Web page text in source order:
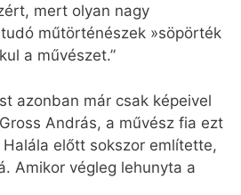
mert olyan nagy
műtörténészek »söpörték
a művészet.”
azonban már csak képeivel
András, a művész fia ezt
előtt sokszor említette,
Amikor végleg lehunyta a